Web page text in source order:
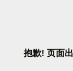
抱歉! 页面出